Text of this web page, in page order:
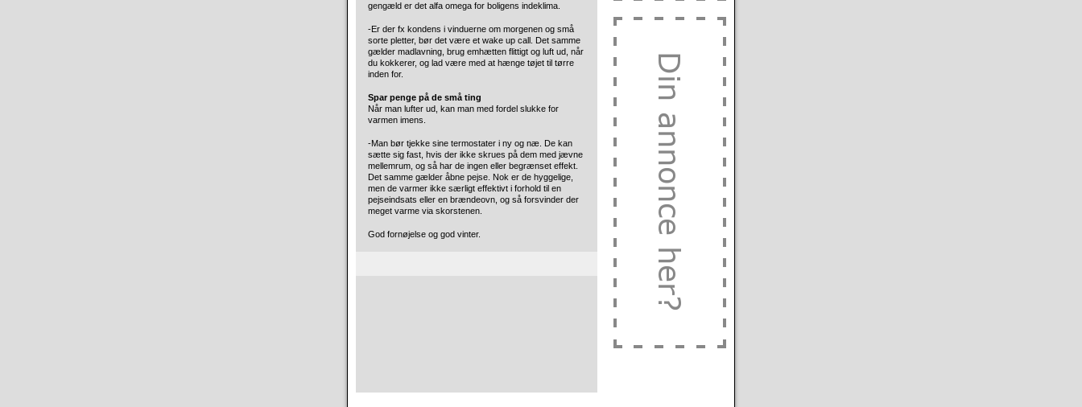
gengæld er det alfa omega for boligens indeklima.
-Er der fx kondens i vinduerne om morgenen og små
sorte pletter, bør det være et wake up call. Det samme
gælder madlavning, brug emhætten flittigt og luft ud, når
du kokkerer, og lad være med at hænge tøjet til tørre
inden for.
Spar penge på de små ting
Når man lufter ud, kan man med fordel slukke for
varmen imens.
-Man bør tjekke sine termostater i ny og næ. De kan
sætte sig fast, hvis der ikke skrues på dem med jævne
mellemrum, og så har de ingen eller begrænset effekt.
Det samme gælder åbne pejse. Nok er de hyggelige,
men de varmer ikke særligt effektivt i forhold til en
pejseindsats eller en brændeovn, og så forsvinder der
meget varme via skorstenen.
God fornøjelse og god vinter.